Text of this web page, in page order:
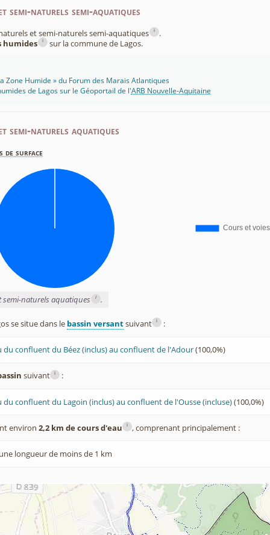
naturels semi-aquatiques
et semi-naturels semi-aquatiques i
.
humides
i sur la commune de Lagos.
Zone Humide » du Forum des Marais Atlantiques
de Lagos sur le Géoportail de l'ARB Nouvelle-Aquitaine
semi-naturels aquatiques
de surface
semi-naturels aquatiques i .
se situe dans le bassin versantsuivant i :
du confluent du Béez (inclus) au confluent de l'Adour(100,0%)
suivant i :
du confluent du Lagoin (inclus) au confluent de l'Ousse (incluse)(100,0%)
environ 2,2 km de cours d'eau i , comprenant principalement :
longueur de moins de 1 km